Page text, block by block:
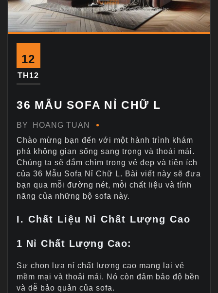
12
TH12
36 MẪU SOFA NỈ CHỮ L
BY
HOANG TUAN
Chào mừng bạn đến với một hành trình khám
phá không gian sống sang trọng và thoải mái.
Chúng ta sẽ đắm chìm trong vẻ đẹp và tiện ích
của 36 Mẫu Sofa Nỉ Chữ L. Bài viết này sẽ đưa
bạn qua mỗi đường nét, mỗi chất liệu và tính
năng của những bộ sofa này.
I. Chất Liệu Nỉ Chất Lượng Cao
1 Nỉ Chất Lượng Cao:
Sự chọn lựa nỉ chất lượng cao mang lại vẻ
mềm mại và thoải mái. Nó còn đảm bảo độ bền
và dễ bảo quản của sofa.